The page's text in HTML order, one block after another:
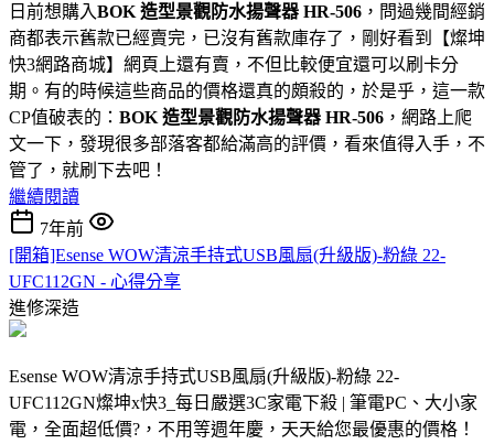
日前想購入BOK 造型景觀防水揚聲器 HR-506 ，問過幾間經銷
商都表示舊款已經賣完，已沒有舊款庫存了，剛好看到【燦坤
快3網路商城】網頁上還有賣，不但比較便宜還可以刷卡分
期。有的時候這些商品的價格還真的頗殺的，於是乎，這一款
CP值破表的： BOK 造型景觀防水揚聲器 HR-506 ，網路上爬
文一下，發現很多部落客都給滿高的評價，看來值得入手，不
管了，就刷下去吧！
繼續閱讀
7年前
[開箱]Esense WOW清涼手持式USB風扇(升級版)-粉綠 22-
UFC112GN - 心得分享
進修深造
Esense WOW清涼手持式USB風扇(升級版)-粉綠 22-
UFC112GN燦坤x快3_每日嚴選3C家電下殺 | 筆電PC、大小家
電，全面超低價?，不用等週年慶，天天給您最優惠的價格！